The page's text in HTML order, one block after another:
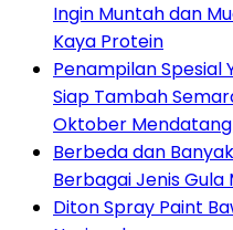
Ingin Muntah dan
Kaya Protein
Penampilan Spesial
Siap Tambah
Oktober
Berbeda dan
Berbagai Jenis Gula
Diton Spray Paint